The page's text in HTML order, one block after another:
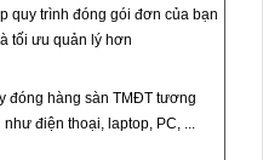
quy trình đóng gói đơn của bạn
tối ưu quản lý hơn
đóng hàng sàn TMĐT tương
điện thoại, laptop, PC, ...